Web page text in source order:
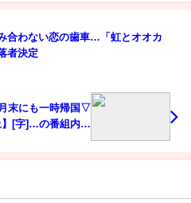
合わない恋の歯車…「虹とオオカ
者決定
末にも一時帰国▽
】[字]…の番組内容